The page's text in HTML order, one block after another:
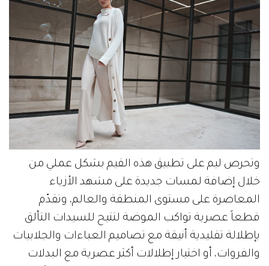
وتحرص ليم على تطبيق هذه القيم بشكل عملي من
خلال إضافة لمسات جديدة على مشهد الأزياء
المعاصرة على مستوى المنطقة والعالم، وتقدّم
قطعاً عصرية تواكب الموضة لتتيح للسيدات التألق
بإطلالة تقليدية أنيقة مع تصاميم العباءات والجلابيات
والفروات، أو اختيار إطلالات أكثر عصرية مع البدلات